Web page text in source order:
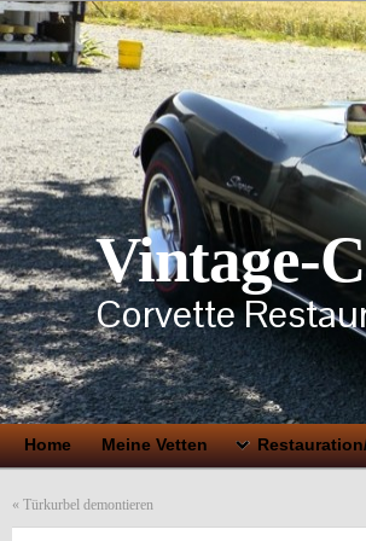
Vintage-
Corvette
Home Meine Vetten
« Türkurbel demontieren